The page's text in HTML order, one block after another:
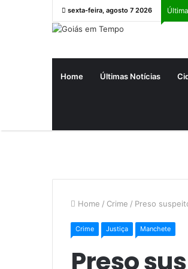
sexta-feira, agosto 7 2026
Home Últimas Notícias
Home / Crime / Preso
Crime Justiça Manchete
Preso